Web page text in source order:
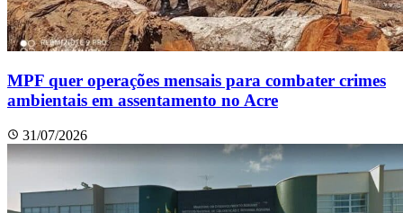
MPF quer operações mensais para combater crimes
ambientais em assentamento no Acre
31/07/2026